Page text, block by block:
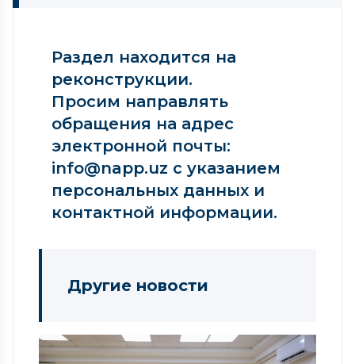
Раздел находится на
реконструкции.
Просим направлять
обращения на адрес
электронной почты:
info@napp.uz с указанием
персональных данных и
контактной информации.
Другие новости